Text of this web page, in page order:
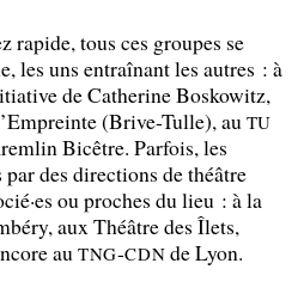
rapide, tous ces groupes se
les uns entraînant les autres : à
de Catherine Boskowitz,
(Brive-Tulle), au TU
Bicêtre. Parfois, les
des directions de théâtre
·es ou proches du lieu : à la
aux Théâtre des Îlets,
au TNG-CDN de Lyon.